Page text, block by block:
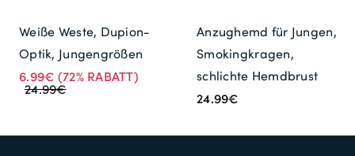
Weiße Weste, Dupion-
Optik, Jungengrößen
6.99€ (72% RABATT)
24.99€
Anzughemd für Jungen,
Smokingkragen,
schlichte Hemdbrust
24.99€